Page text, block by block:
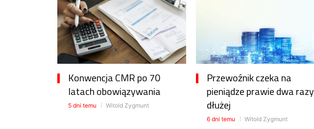
Konwencja CMR po 70
latach obowiązywania
5 dni temu Witold Zygmunt
Przewoźnik czeka na
pieniądze prawie dwa razy
dłużej
6 dni temu Witold Zygmunt